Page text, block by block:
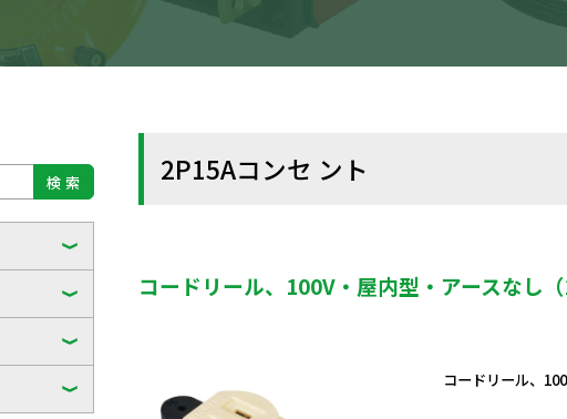
検 索
2P15Aコンセ ント
コードリール、100V・屋内型・アースなし
コードリール、